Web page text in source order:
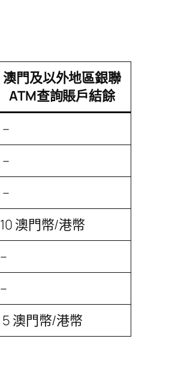
澳門及以外地區銀聯
ATM查詢賬戶結餘
–
–
–
10 澳門幣/港幣
–
–
5 澳門幣/港幣